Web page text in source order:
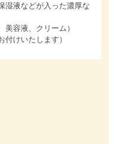
湿液などが入った濃厚な
容液、クリーム）
けいたします）